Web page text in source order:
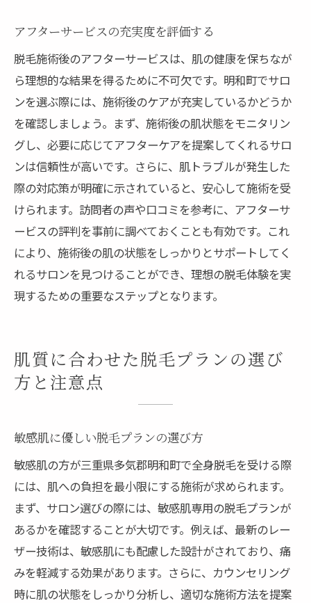
アフターサービスの充実度を評価する
脱毛施術後のアフターサービスは、肌の健康を保ちなが
ら理想的な結果を得るために不可欠です。明和町でサロ
ンを選ぶ際には、施術後のケアが充実しているかどうか
を確認しましょう。まず、施術後の肌状態をモニタリン
グし、必要に応じてアフターケアを提案してくれるサロ
ンは信頼性が高いです。さらに、肌トラブルが発生した
際の対応策が明確に示されていると、安心して施術を受
けられます。訪問者の声や口コミを参考に、アフターサ
ービスの評判を事前に調べておくことも有効です。これ
により、施術後の肌の状態をしっかりとサポートしてく
れるサロンを見つけることができ、理想の脱毛体験を実
現するための重要なステップとなります。
肌質に合わせた脱毛プランの選び
方と注意点
敏感肌に優しい脱毛プランの選び方
敏感肌の方が三重県多気郡明和町で全身脱毛を受ける際
には、肌への負担を最小限にする施術が求められます。
まず、サロン選びの際には、敏感肌専用の脱毛プランが
あるかを確認することが大切です。例えば、最新のレー
ザー技術は、敏感肌にも配慮した設計がされており、痛
みを軽減する効果があります。さらに、カウンセリング
時に肌の状態をしっかり分析し、適切な施術方法を提案